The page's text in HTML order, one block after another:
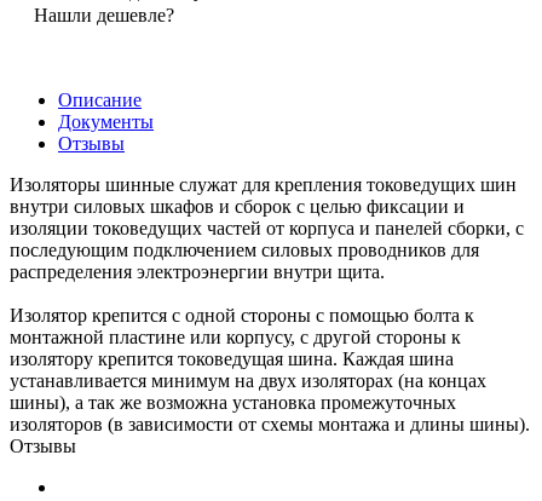
Нашли дешевле?
Описание
Документы
Отзывы
Изоляторы шинные служат для крепления токоведущих шин
внутри силовых шкафов и сборок с целью фиксации и
изоляции токоведущих частей от корпуса и панелей сборки, с
последующим подключением силовых проводников для
распределения электроэнергии внутри щита.
Изолятор крепится с одной стороны с помощью болта к
монтажной пластине или корпусу, с другой стороны к
изолятору крепится токоведущая шина. Каждая шина
устанавливается минимум на двух изоляторах (на концах
шины), а так же возможна установка промежуточных
изоляторов (в зависимости от схемы монтажа и длины шины).
Отзывы